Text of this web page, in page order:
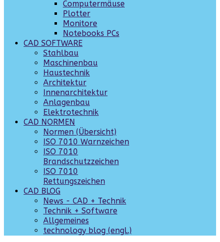
Computermäuse
Plotter
Monitore
Notebooks PCs
CAD SOFTWARE
Stahlbau
Maschinenbau
Haustechnik
Architektur
Innenarchitektur
Anlagenbau
Elektrotechnik
CAD NORMEN
Normen (Übersicht)
ISO 7010 Warnzeichen
ISO 7010
Brandschutzzeichen
ISO 7010
Rettungszeichen
CAD BLOG
News - CAD + Technik
Technik + Software
Allgemeines
technology blog (engl.)